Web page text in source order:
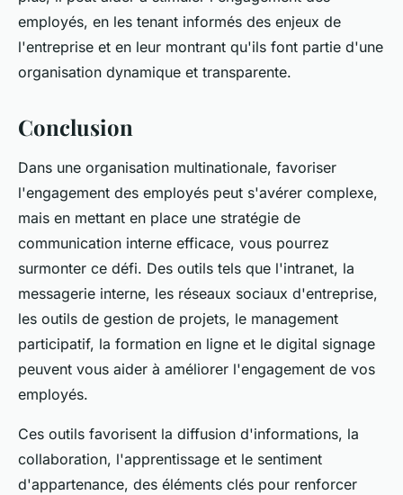
employés, en les tenant informés des enjeux de
l'entreprise et en leur montrant qu'ils font partie d'une
organisation dynamique et transparente.
Conclusion
Dans une organisation multinationale, favoriser
l'engagement des employés peut s'avérer complexe,
mais en mettant en place une stratégie de
communication interne efficace, vous pourrez
surmonter ce défi. Des outils tels que l'intranet, la
messagerie interne, les réseaux sociaux d'entreprise,
les outils de gestion de projets, le management
participatif, la formation en ligne et le digital signage
peuvent vous aider à améliorer l'engagement de vos
employés.
Ces outils favorisent la diffusion d'informations, la
collaboration, l'apprentissage et le sentiment
d'appartenance, des éléments clés pour renforcer